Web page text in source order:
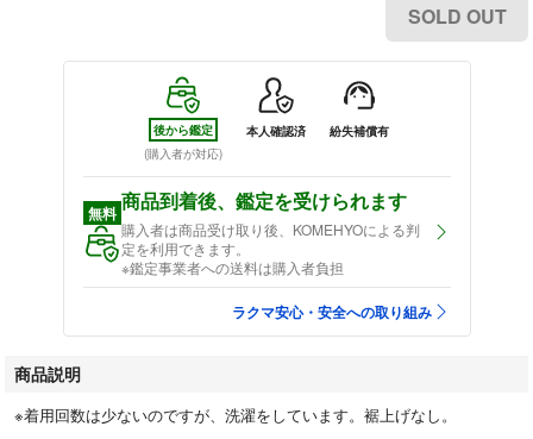
SOLD OUT
後から鑑定
(購入者が対応)
本人確認済 紛失補償有
無料 商品到着後、鑑定を受けられます
購入者は商品受け取り後、KOMEHYOによる判
定を利用できます。
※鑑定事業者への送料は購入者負担
ラクマ安心・安全への取り組み
商品説明
※着用回数は少ないのですが、洗濯をしています。裾上げなし。